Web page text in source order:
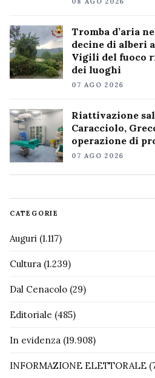
Tromba d’aria
decine di alberi
Vigili del fuoco
dei luoghi
07 AGO 2026
Riattivazione
Caracciolo,
operazione di
07 AGO 2026
CATEGORIE
Auguri (1.117)
Cultura (1.239)
Dal Cenacolo (29)
Editoriale (485)
In evidenza (19.908)
INFORMAZIONE ELETTORALE